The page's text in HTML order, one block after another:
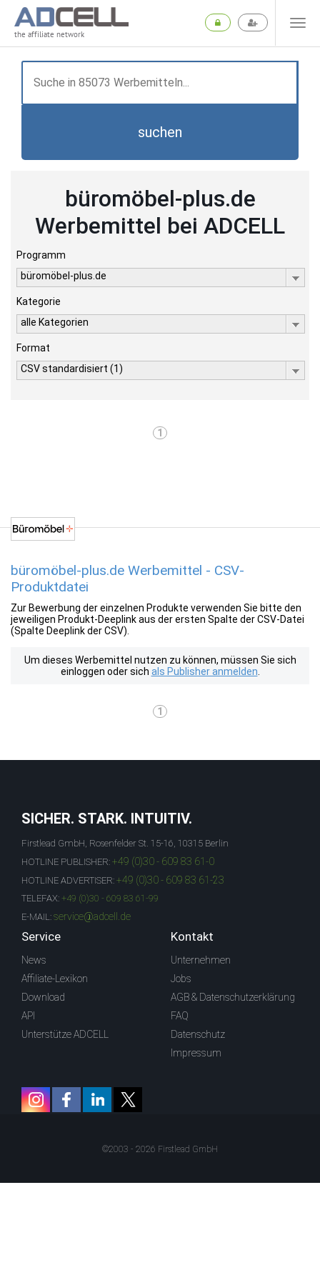
the affiliate network
suchen
büromöbel-plus.de
Werbemittel bei ADCELL
Programm
büromöbel-plus.de
Kategorie
alle Kategorien
Format
CSV standardisiert (1)
1
büromöbel-plus.de Werbemittel - CSV-
Produktdatei
Zur Bewerbung der einzelnen Produkte verwenden Sie bitte den
jeweiligen Produkt-Deeplink aus der ersten Spalte der CSV-Datei
(Spalte Deeplink der CSV).
Um dieses Werbemittel nutzen zu können, müssen Sie sich
einloggen oder sich als Publisher anmelden
1
SICHER. STARK. INTUITIV.
Firstlead GmbH, Rosenfelder St. 15-16, 10315 Berlin
HOTLINE PUBLISHER: +49 (0)30 - 609 83 61-0
HOTLINE ADVERTISER: +49 (0)30 - 609 83 61-23
TELEFAX: +49 (0)30 - 609 83 61-99
E-MAIL: service@adcell.de
Service
News
Affiliate-Lexikon
Download
API
Unterstütze ADCELL
Kontakt
Unternehmen
Jobs
AGB & Datenschutzerklärung
FAQ
Datenschutz
Impressum
©2003 - 2026 Firstlead GmbH